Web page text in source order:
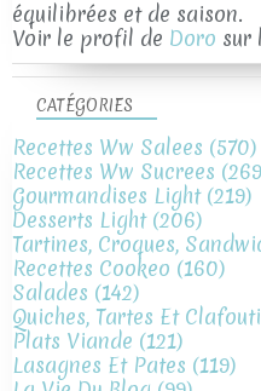
équilibrées et de saison.
Voir le profil de Doro sur
CATÉGORIES
Recettes Ww Salees (570)
Recettes Ww Sucrees
Gourmandises Light(219)
Desserts Light(206)
Tartines, Croques,
Recettes Cookeo (160)
Salades (142)
Quiches, Tartes Et
Plats Viande (121)
Lasagnes Et Pates (119)